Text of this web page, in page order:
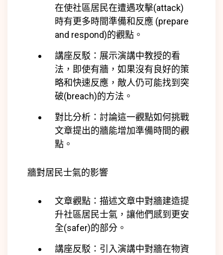
在使社區居民在遭遇攻擊(attack)
時有更多時間準備和反應 (prepare
and respond)的觀點。
講座反駁：展示演講中教授的看
法，即使有牆，如果沒有良好的策
略和快速反應，敵人仍可能找到突
破(breach)的方法。
對比分析：討論這一觀點如何挑戰
文章提出的牆能增加準備時間的觀
點。
牆對居民士氣的影響
文章觀點：描述文章中對牆建造提
升社區居民士氣，讓他們感到更安
全(safer)的部分。
講座反駁：引入演講中對牆在物資